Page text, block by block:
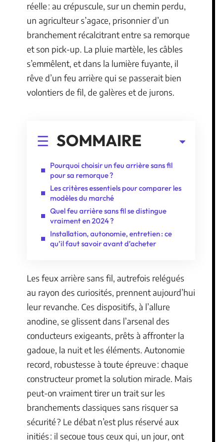
réelle : au crépuscule, sur un chemin perdu,
un agriculteur s’agace, prisonnier d’un
branchement récalcitrant entre sa remorque
et son pick-up. La pluie martèle, les câbles
s’emmêlent, et dans la lumière fuyante, il
rêve d’un feu arrière qui se passerait bien
volontiers de fil, de galères et de jurons.
SOMMAIRE
Pourquoi choisir un feu arrière sans fil
pour sa remorque ?
Les critères essentiels pour comparer les
modèles du marché
Quel feu arrière sans fil se distingue
vraiment en 2024 ?
Installation, autonomie, entretien : ce
qu’il faut savoir avant d’acheter
Les feux arrière sans fil, autrefois relégués
au rayon des curiosités, prennent aujourd’hui
leur revanche. Ces dispositifs, à l’allure
anodine, se glissent dans l’arsenal des
conducteurs exigeants, prêts à affronter la
gadoue, la nuit et les éléments. Autonomie
record, robustesse à toute épreuve : chaque
constructeur promet la solution miracle. Mais
peut-on vraiment tirer un trait sur les
branchements classiques sans risquer sa
sécurité ? Le débat n’est plus réservé aux
initiés : il secoue tous ceux qui, un jour, ont